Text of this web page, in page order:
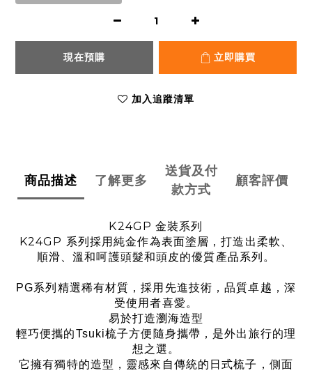
現在預購 立即購買
加入追蹤清單
商品描述 了解更多
送貨及付
款方式
顧客評價
K24GP 金裝系列
K24GP 系列採用純金作為表面塗層，打造出柔軟、
順滑、溫和呵護頭髮和頭皮的優質產品系列。
PG系列精選稀有材質，採用先進技術，品質卓越，深
受使用者喜愛。
易於打造瀏海造型
輕巧便攜的Tsuki梳子方便隨身攜帶，是外出旅行的理
想之選。
它擁有獨特的造型，靈感來自傳統的日式梳子，側面